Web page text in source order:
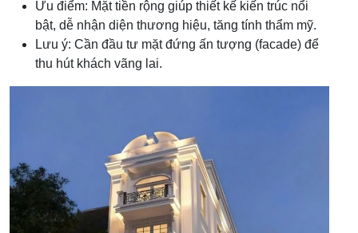
Ưu điểm: Mặt tiền rộng giúp thiết kế kiến trúc nổi
bật, dễ nhận diện thương hiệu, tăng tính thẩm mỹ.
Lưu ý: Cần đầu tư mặt đứng ấn tượng (facade) để
thu hút khách vãng lai.